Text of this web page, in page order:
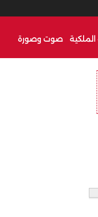
صوت وصورة